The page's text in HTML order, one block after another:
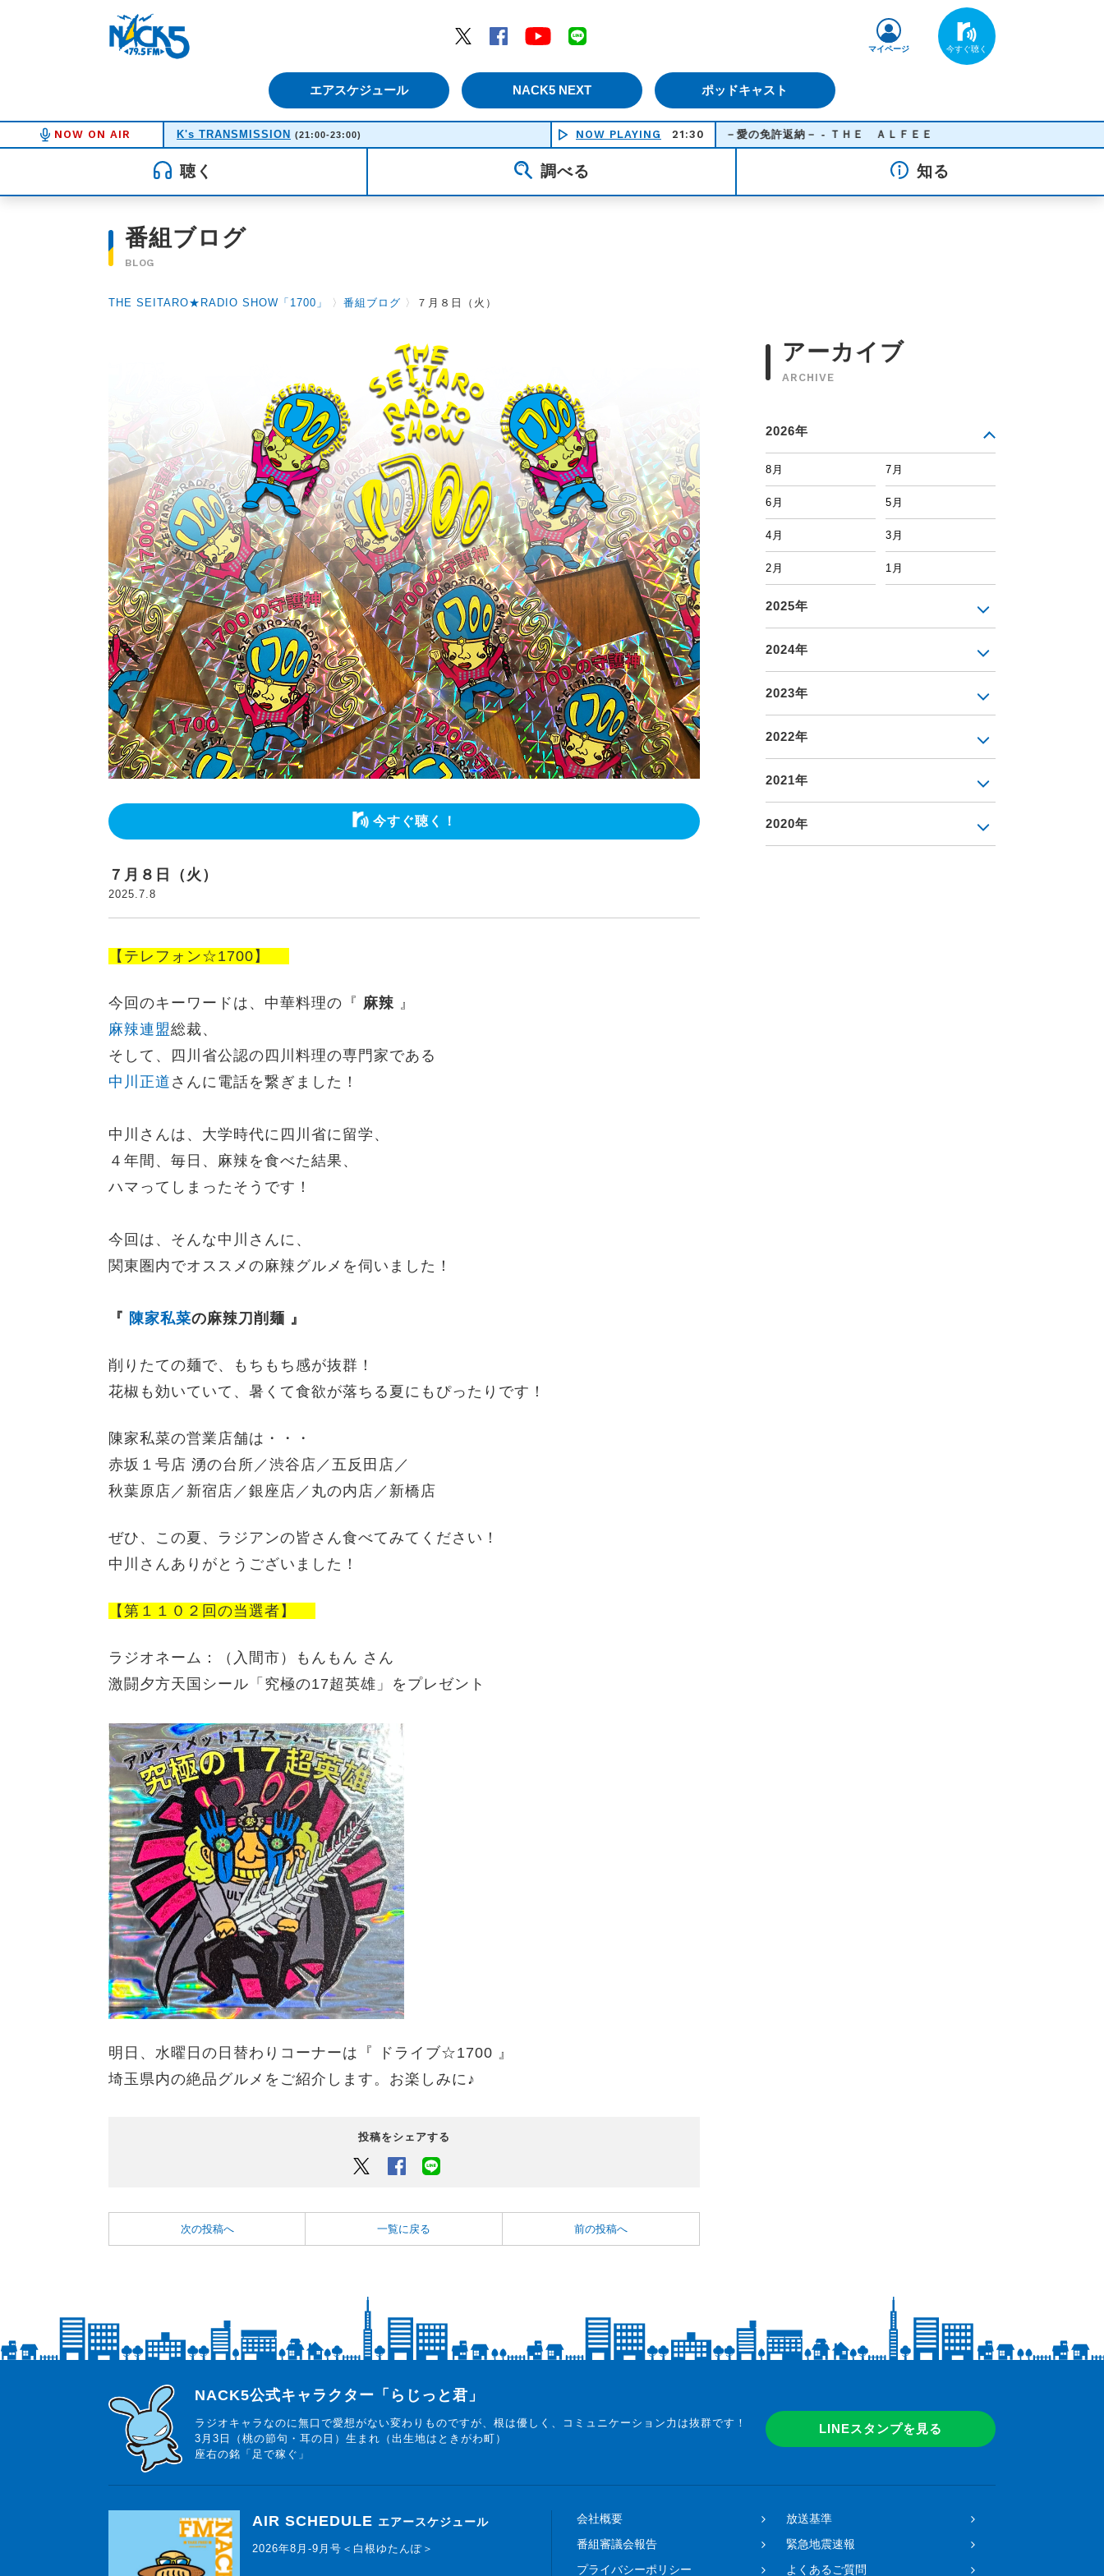
Twitter
Facebook YouTube
エアスケジュール NACK5 NEXT ポッドキャスト
マイページ
NOW ON AIR K's TRANSMISSION (21:00-23:00) NOW PLAYING 21:30
Ｃｒｏｓｓｒｏａｄ －愛の免許返納－ - ＴＨＥ ＡＬＦＥＥ
聴く 調べる 知る
番組ブログ
BLOG
THE SEITARO★RADIO SHOW「1700」 〉 番組ブログ 〉 ７月８日（火）
今すぐ聴く！
７月８日（火）
2025.7.8
【テレフォン☆1700】
今回のキーワードは、 中華料理の『 麻辣 』
麻辣連盟総裁、
そして、四川省公認の四川料理の専門家である
中川正道 さんに電話を繋ぎました！
中川さんは、大学時代に 四川省に留学、
４年間、 毎日、 麻辣を食べた結果、
ハマってしまったそうです！
今回は、そんな中川さんに、
関東圏内でオススメの麻辣グルメを伺いました！
『 陳家私菜の麻辣刀削麺 』
削りたての麺で、もちもち感が抜群！
花椒も効いていて、暑くて食欲が落ちる夏にもぴったりです！
陳家私菜の営業店舗は・・・
赤坂１号店 湧の台所／渋谷店／五反田店／
秋葉原店／新宿店／銀座店／丸の内店／新橋店
ぜひ、この夏、ラジアンの皆さん食べてみてください！
中川さんありがとうございました！
【第１１０２回の当選者】
ラジオネーム： （入間市） もんもん さん
激闘夕方天国シール 「 究極の17超英雄 」 をプレゼント
明日、水曜日の日替わりコーナーは『 ドライブ☆1700 』
埼玉県内の絶品グルメをご紹介します。お楽しみに♪
投稿をシェアする
Twitter Facebook
次の投稿へ 一覧に戻る 前の投稿へ
アーカイブ
ARCHIVE
2026年
8月 7月
6月 5月
4月 3月
2月 1月
2025年
2024年
2023年
2022年
2021年
2020年
らじっと君
NACK5公式キャラクター「らじっと君」
ラジオキャラなのに無口で愛想がない変わりものですが、根は優しく、コミュニケーション力は抜群です！
3月3日（桃の節句・耳の日）生まれ（出生地はときがわ町）
座右の銘「足で稼ぐ」
LINEスタンプを見る
AIR SCHEDULE エアースケジュール
2026年8月-9月号＜白根ゆたんぽ＞
会社概要
放送基準
番組審議会報告
緊急地震速報
プライバシーポリシー
よくあるご質問